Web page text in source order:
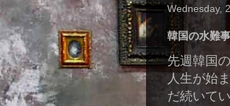
Wednesday,
韓国の水難
先週韓国
人生が始
だ続いて